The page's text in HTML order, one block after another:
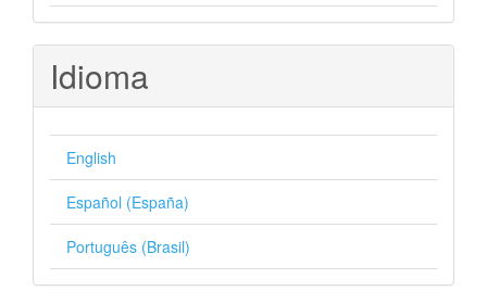
Idioma
English
Español (España)
Português (Brasil)